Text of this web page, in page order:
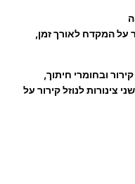
על המקדח לאורך זמן,
ובחומרי חיתוך,
צינורות לנוזל קירור על